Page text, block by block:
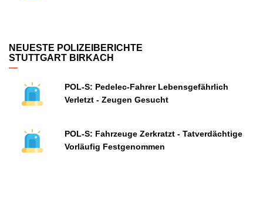
NEUESTE POLIZEIBERICHTE
STUTTGART BIRKACH
POL-S: Pedelec-Fahrer Lebensgefährlich
Verletzt - Zeugen Gesucht
POL-S: Fahrzeuge Zerkratzt - Tatverdächtige
Vorläufig Festgenommen